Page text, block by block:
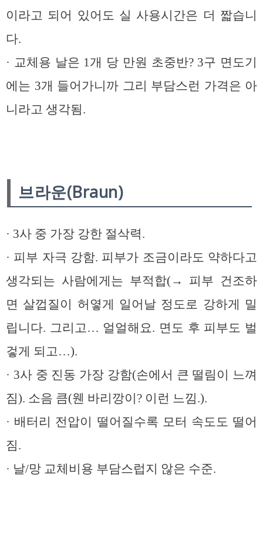
이라고 되어 있어도 실 사용시간은 더 짧습니
다.
· 교체용 날은 1개 당 만원 초중반? 3구 면도기
에는 3개 들어가니까 그리 부담스런 가격은 아
니라고 생각됨.
브라운(Braun)
· 3사 중 가장 강한 절삭력.
· 피부 자극 강함. 피부가 조금이라도 약하다고
생각되는 사람에게는 부적합(→ 피부 건조하
면 살껍질이 허옇게 일어날 정도로 강하게 밀
립니다. 그리고… 얼얼해요. 면도 후 피부도 벌
겋게 되고…).
· 3사 중 진동 가장 강함(손에서 큰 떨림이 느껴
짐). 소음 큼(웬 바리깡이? 이런 느낌.).
· 배터리 전압이 떨어질수록 모터 속도도 떨어
짐.
· 날/망 교체비용 부담스럽지 않은 수준.